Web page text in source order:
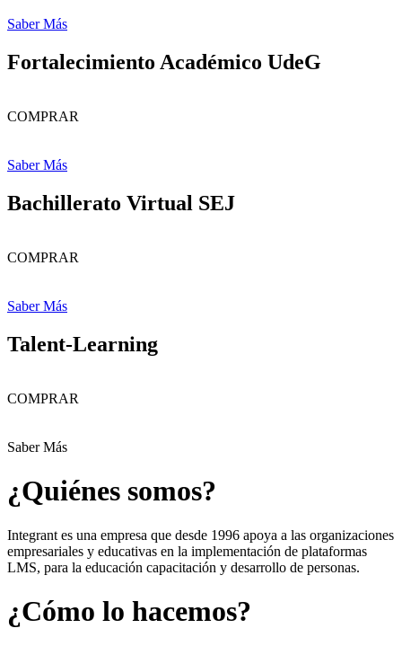
Saber Más
Fortalecimiento Académico UdeG
COMPRAR
Saber Más
Bachillerato Virtual SEJ
COMPRAR
Saber Más
Talent-Learning
COMPRAR
Saber Más
¿Quiénes somos?
Integrant es una empresa que desde 1996 apoya a las organizaciones
empresariales y educativas en la implementación de plataformas
LMS, para la educación capacitación y desarrollo de personas.
¿Cómo lo hacemos?